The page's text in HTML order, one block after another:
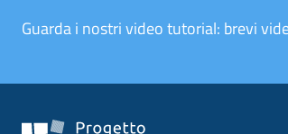
Guarda i nostri video tutorial: brevi